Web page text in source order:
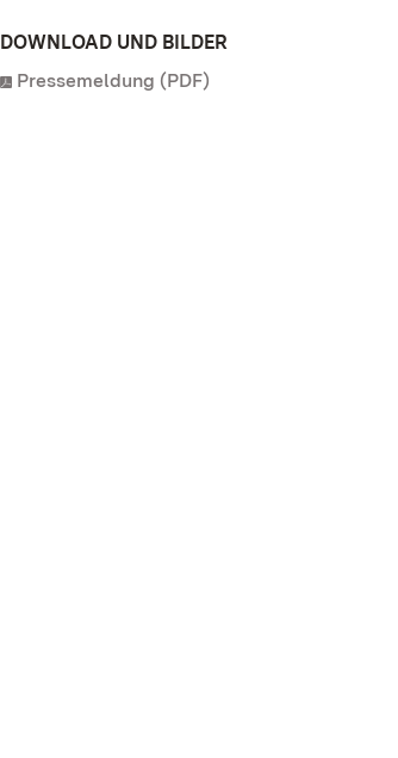
DOWNLOAD UND BILDER
Pressemeldung (PDF)